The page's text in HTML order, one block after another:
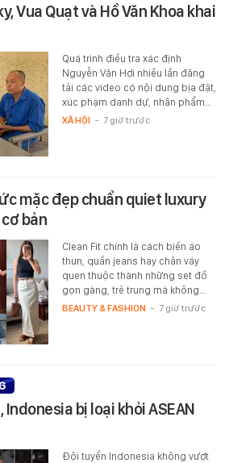
Vua Quạt và Hồ Văn Khoa khai
Quá trình điều tra xác định
Nguyễn Văn Hợi nhiều lần đăng
tải các video có nội dung bịa đặt,
xúc phạm danh dự, nhân phẩm…
XÃ HỘI - 7 giờ trước
mặc đẹp chuẩn quiet luxury
bản
Clean Fit chính là cách biến áo
thun, quần jeans hay chân váy
quen thuộc thành những set đồ
gọn gàng, trẻ trung mà không…
BEAUTY & FASHION - 7 giờ trước
Indonesia bị loại khỏi ASEAN
Đội tuyển Indonesia không vượt